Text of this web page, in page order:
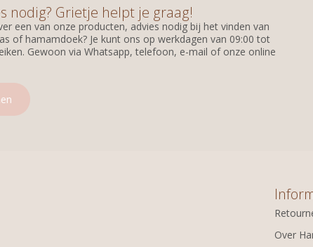
nodig? Grietje helpt je graag!
een van onze producten, advies nodig bij het vinden van
of hamamdoek? Je kunt ons op werkdagen van 09:00 tot
Gewoon via Whatsapp, telefoon, e-mail of onze online
Over